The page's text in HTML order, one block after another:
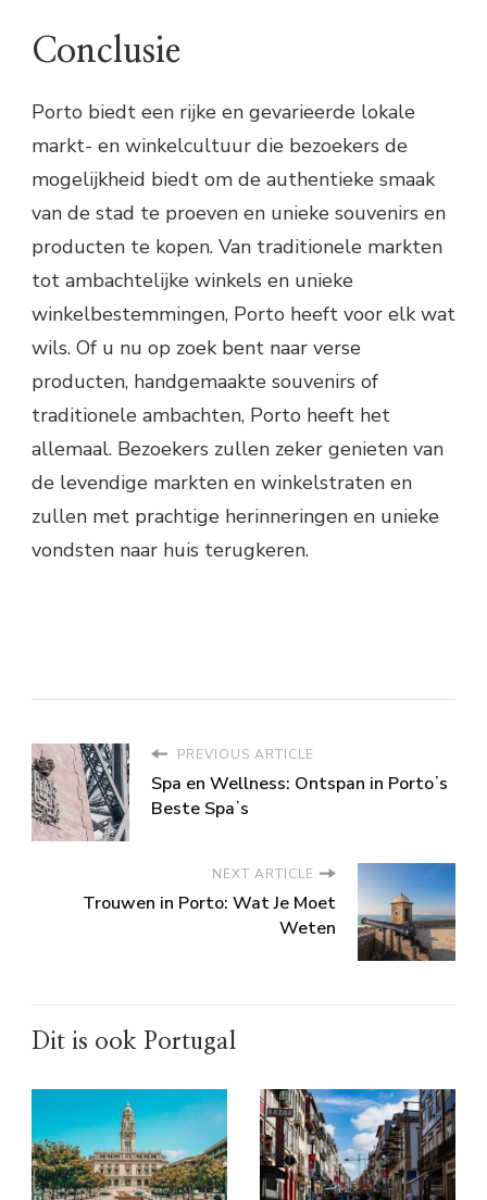
Conclusie
Porto biedt een rijke en gevarieerde lokale
markt- en winkelcultuur die bezoekers de
mogelijkheid biedt om de authentieke smaak
van de stad te proeven en unieke souvenirs en
producten te kopen. Van traditionele markten
tot ambachtelijke winkels en unieke
winkelbestemmingen, Porto heeft voor elk wat
wils. Of u nu op zoek bent naar verse
producten, handgemaakte souvenirs of
traditionele ambachten, Porto heeft het
allemaal. Bezoekers zullen zeker genieten van
de levendige markten en winkelstraten en
zullen met prachtige herinneringen en unieke
vondsten naar huis terugkeren.
PREVIOUS ARTICLE
Spa en Wellness: Ontspan in Portoʼs
Beste Spaʼs
NEXT ARTICLE
Trouwen in Porto: Wat Je Moet
Weten
Dit is ook Portugal